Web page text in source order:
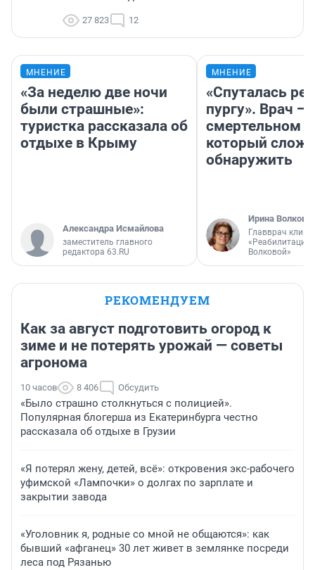
27 823 12
МНЕНИЕ
«За неделю две ночи
были страшные»:
туристка рассказала об
отдыхе в Крыму
Александра Исмайлова
заместитель главного
редактора 63.RU
МНЕНИЕ
«Спуталась
пургу». Врач —
смертельном
который
обнаружить
Ирина Волкова
Главврач
«Реабилитация
Волковой»
РЕКОМЕНДУЕМ
Как за август подготовить огород к
зиме и не потерять урожай — советы
агронома
10 часов 8 406 Обсудить
«Было страшно столкнуться с полицией».
Популярная блогерша из Екатеринбурга честно
рассказала об отдыхе в Грузии
«Я потерял жену, детей, всё»: откровения экс-рабочего
уфимской «Лампочки» о долгах по зарплате и
закрытии завода
«Уголовник я, родные со мной не общаются»: как
бывший «афганец» 30 лет живет в землянке посреди
леса под Рязанью